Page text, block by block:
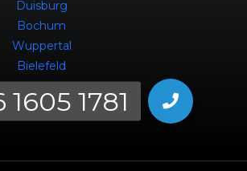
Duisburg
Bochum
Wuppertal
Bielefeld